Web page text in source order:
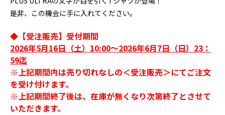
是非、この機会に手に入れてください。
◆【受注販売】受付期間
2026年5月16日（土）10:00～2026年6月7日（日）23：
59迄
※上記期間内は売り切れなしの＜受注販売＞にてご注文
を受け付けます。
※上記期間終了後は、在庫が無くなり次第終了とさせて
いただきます。